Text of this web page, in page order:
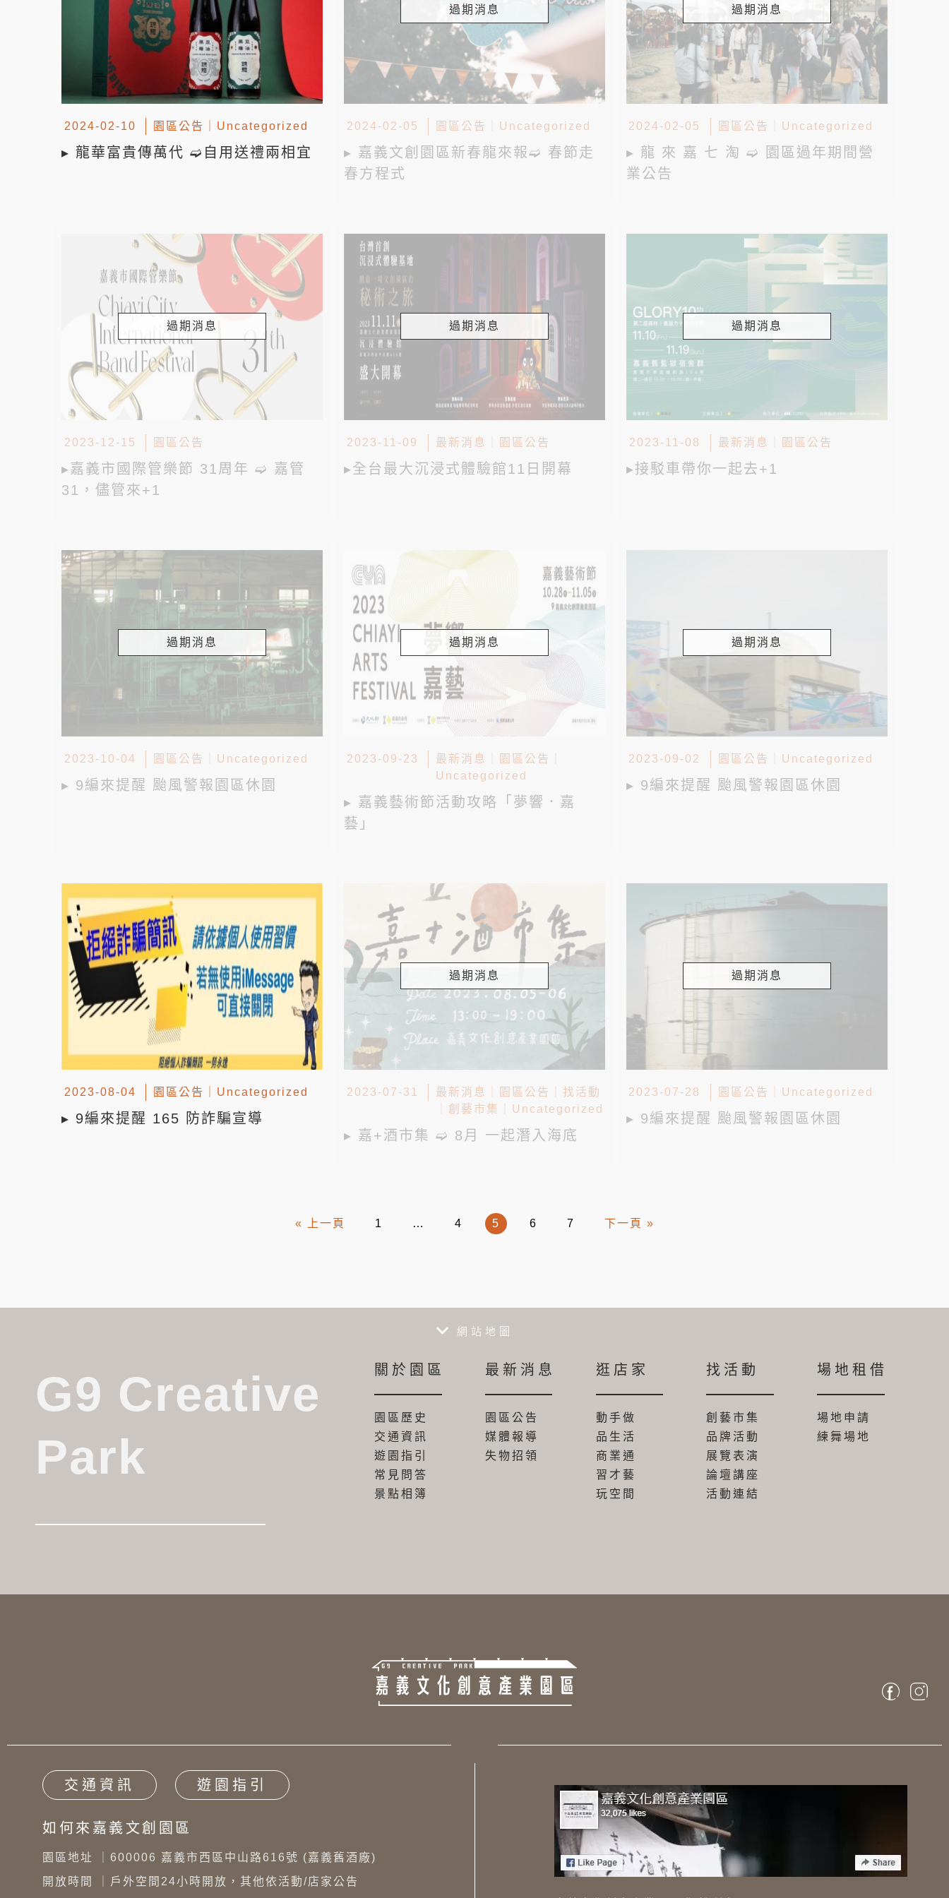
2024-02-10 園區公告 Uncategorized
▸ 龍華富貴傳萬代 ➫自用送禮兩相宜
過期消息
2024-02-05 園區公告 Uncategorized
▸ 嘉義文創園區新春龍來報➫ 春節走
春方程式
過期消息
2024-02-05 園區公告 Uncategorized
▸ 龍 來 嘉 七 淘 ➫ 園區過年期間營
業公告
過期消息
2023-12-15 園區公告
▸嘉義市國際管樂節 31周年 ➫ 嘉管
31，儘管來+1
過期消息
2023-11-09 最新消息 園區公告
▸全台最大沉浸式體驗館11日開幕
過期消息
2023-11-08 最新消息 園區公告
▸接駁車帶你一起去+1
過期消息
2023-10-04 園區公告 Uncategorized
▸ 9編來提醒 颱風警報園區休園
過期消息
2023-09-23 最新消息 園區公告
Uncategorized
▸ 嘉義藝術節活動攻略「夢響．嘉
藝」
過期消息
2023-09-02 園區公告 Uncategorized
▸ 9編來提醒 颱風警報園區休園
2023-08-04 園區公告 Uncategorized
▸ 9編來提醒 165 防詐騙宣導
過期消息
2023-07-31 最新消息 園區公告
找活動
創藝市集 Uncategorized
▸ 嘉+酒市集 ➫ 8月 一起潛入海底
過期消息
2023-07-28 園區公告 Uncategorized
▸ 9編來提醒 颱風警報園區休園
« 上一頁 1 … 4 5 6 7 下一頁 »
網站地圖
G9 Creative
Park
關於園區
園區歷史
交通資訊
遊園指引
常見問答
景點相簿
最新消息
園區公告
媒體報導
失物招領
逛店家
動手做
品生活
商業通
習才藝
玩空間
找活動
創藝市集
品牌活動
展覽表演
論壇講座
活動連結
場地租借
場地申請
練舞場地
交通資訊 遊園指引
如何來嘉義文創園區
園區地址 ｜ 600006 嘉義市西區中山路616號 (嘉義舊酒廠)
開放時間 ｜
戶外空間24小時開放，其他依活動/店家公告